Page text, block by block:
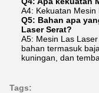
A4: Kekuatan Mesin
Q5: Bahan apa
Laser Serat?
A5: Mesin Las
bahan termasuk
kuningan, dan
Tags: